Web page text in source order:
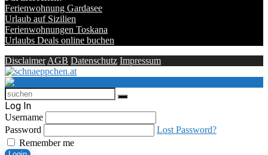
Ferienwohnung Gardasee
Urlaub auf Sizilien
Ferienwohnungen Toskana
Urlaubs Deals online buchen
Disclaimer AGB Datenschutz Impressum
Log In
Username
Password
Lost Password?
Remember me